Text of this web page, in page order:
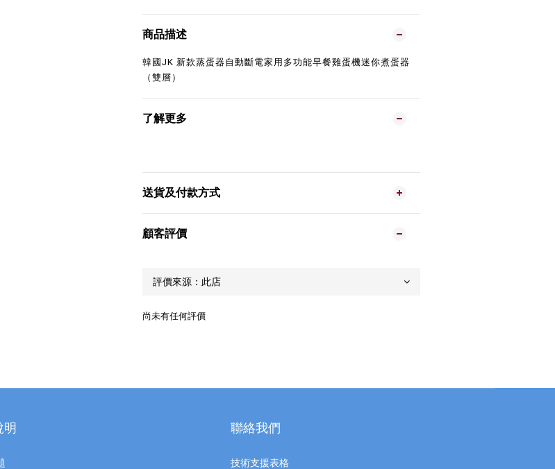
商品描述
韓國JK 新款蒸蛋器自動斷電家用多功能早餐雞蛋機迷你煮蛋器
（雙層）
了解更多
送貨及付款方式
顧客評價
尚未有任何評價
明 聯絡我們
技術支援表格